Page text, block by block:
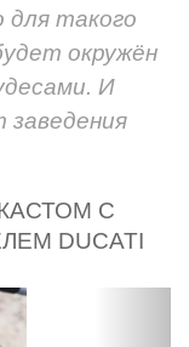
для такого
окружён
И
заведения
С
DUCATI